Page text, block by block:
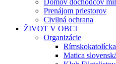
Domov dôchodcov
Prenájom priestorov
Civilná ochrana
ŽIVOT V OBCI
Organizácie
Matica